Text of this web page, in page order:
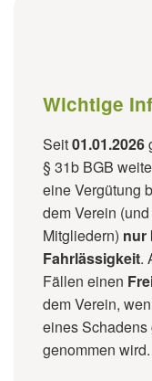
Wichtige
Seit01.01.2026
§ 31b BGB
eine Vergütung
dem Verein
Mitgliedern) nur
Fahrlässigkeit.
Fällen einen
dem Verein,
eines
genommen wird.